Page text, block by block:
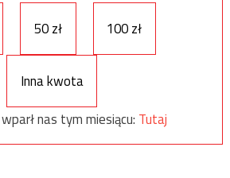
50 zł 100 zł
Inna kwota
nas tym miesiącu: Tutaj